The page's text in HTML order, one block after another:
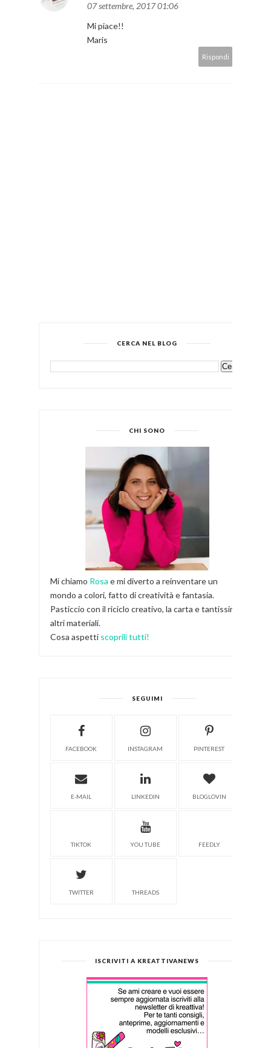
07 settembre, 2017 01:06
Mi piace!!
Maris
Rispondi
CERCA NEL BLOG
CHI SONO
Mi chiamo Rosa e mi diverto a reinventare un
mondo a colori, fatto di creatività e fantasia.
Pasticcio con il riciclo creativo, la carta e tantissimi
altri materiali.
Cosa aspetti scoprili tutti!
SEGUIMI
FACEBOOK INSTAGRAM PINTEREST
E-MAIL LINKEDIN BLOGLOVIN
TIKTOK YOU TUBE FEEDLY
TWITTER THREADS
ISCRIVITI A KREATTIVANEWS